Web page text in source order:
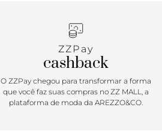
ZZPay
cashback
O ZZPay chegou para transformar a forma
que você faz suas compras no ZZ MALL, a
plataforma de moda da AREZZO&CO.